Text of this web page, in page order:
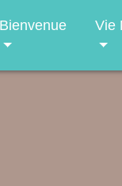
Bienvenue Vie